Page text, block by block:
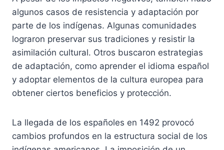
algunos casos de resistencia y adaptación por
parte de los indígenas. Algunas comunidades
lograron preservar sus tradiciones y resistir la
asimilación cultural. Otros buscaron estrategias
de adaptación, como aprender el idioma español
y adoptar elementos de la cultura europea para
obtener ciertos beneficios y protección.
La llegada de los españoles en 1492 provocó
cambios profundos en la estructura social de los